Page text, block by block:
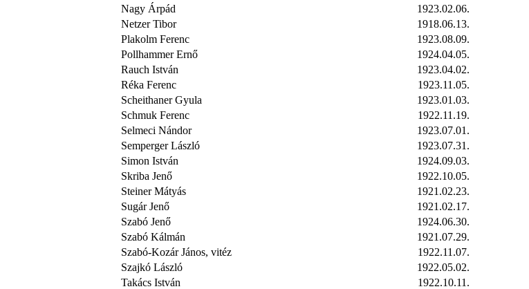
Nagy Árpád
1923.02.06.
Netzer Tibor
1918.06.13.
Plakolm Ferenc
1923.08.09.
Pollhammer Ernő
1924.04.05.
Rauch István
1923.04.02.
Réka Ferenc
1923.11.05.
Scheithaner Gyula
1923.01.03.
Schmuk Ferenc
1922.11.19.
Selmeci Nándor
1923.07.01.
Semperger László
1923.07.31.
Simon István
1924.09.03.
Skriba Jenő
1922.10.05.
Steiner Mátyás
1921.02.23.
Sugár Jenő
1921.02.17.
Szabó Jenő
1924.06.30.
Szabó Kálmán
1921.07.29.
Szabó-Kozár János, vitéz
1922.11.07.
Szajkó László
1922.05.02.
Takács István
1922.10.11.